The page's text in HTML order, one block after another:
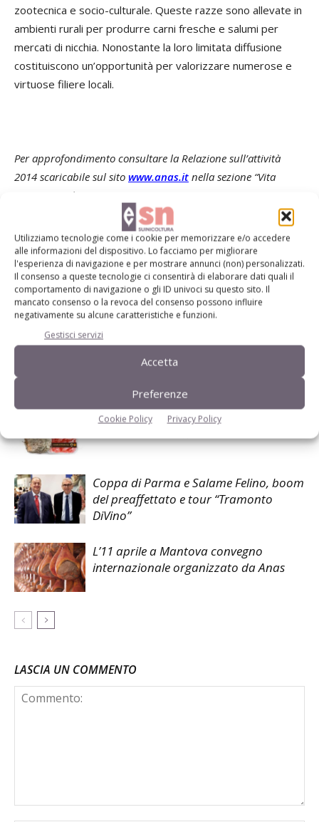
Utilizziamo tecnologie come i cookie per memorizzare e/o accedere
alle informazioni del dispositivo. Lo facciamo per migliorare
l'esperienza di navigazione e per mostrare annunci (non) personalizzati.
Il consenso a queste tecnologie ci consentirà di elaborare dati quali il
comportamento di navigazione o gli ID univoci su questo sito. Il
mancato consenso o la revoca del consenso possono influire
negativamente su alcune caratteristiche e funzioni.
Gestisci servizi
Accetta
Preferenze
Cookie Policy Privacy Policy
zootecnica e socio-culturale. Queste razze sono allevate in
ambienti rurali per produrre carni fresche e salumi per
mercati di nicchia. Nonostante la loro limitata diffusione
costituiscono un’opportunità per valorizzare numerose e
virtuose filiere locali.
Per approfondimento consultare la Relazione sull’attività
2014 scaricabile sul sito www.anas.it nella sezione “Vita
Associativa/documenti”.
TAG Anas Dop Igp mercato
Facebook Twitter
Culatello di Zibello Dop, cresce il
Coppa di Parma e Salame Felino, boom
del preaffettato e tour “Tramonto
DiVino”
L’11 aprile a Mantova convegno
internazionale organizzato da Anas
LASCIA UN COMMENTO